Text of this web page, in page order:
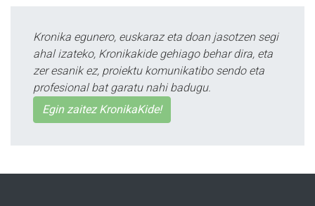
Kronika egunero, euskaraz eta doan jasotzen segi
ahal izateko, Kronikakide gehiago behar dira, eta
zer esanik ez, proiektu komunikatibo sendo eta
profesional bat garatu nahi badugu.
Egin zaitez KronikaKide!